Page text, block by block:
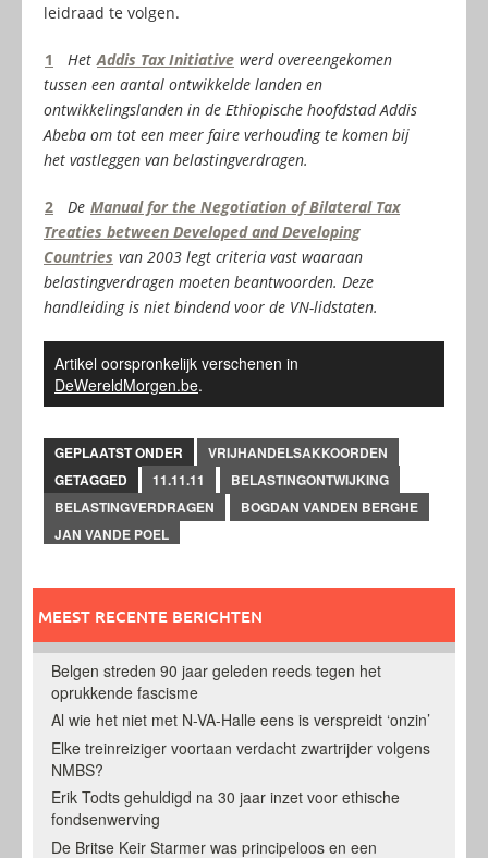
leidraad te volgen.
1 Het Addis Tax Initiative werd overeengekomen
tussen een aantal ontwikkelde landen en
ontwikkelingslanden in de Ethiopische hoofdstad Addis
Abeba om tot een meer faire verhouding te komen bij
het vastleggen van belastingverdragen.
2 De Manual for the Negotiation of Bilateral Tax
Treaties between Developed and Developing
Countries van 2003 legt criteria vast waaraan
belastingverdragen moeten beantwoorden. Deze
handleiding is niet bindend voor de VN-lidstaten.
Artikel oorspronkelijk verschenen in
DeWereldMorgen.be.
GEPLAATST ONDER
VRIJHANDELSAKKOORDEN
GETAGGED
11.11.11
BELASTINGONTWIJKING
BELASTINGVERDRAGEN
BOGDAN VANDEN BERGHE
JAN VANDE POEL
MEEST RECENTE BERICHTEN
Belgen streden 90 jaar geleden reeds tegen het
oprukkende fascisme
Al wie het niet met N-VA-Halle eens is verspreidt ‘onzin’
Elke treinreiziger voortaan verdacht zwartrijder volgens
NMBS?
Erik Todts gehuldigd na 30 jaar inzet voor ethische
fondsenwerving
De Britse Keir Starmer was principeloos en een